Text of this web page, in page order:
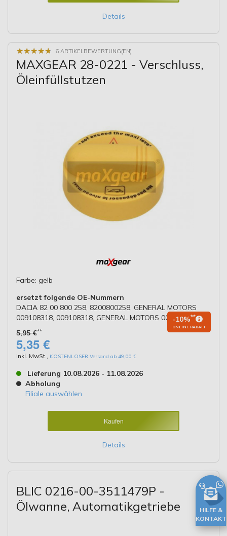
Details
★★★★★
★★★★★ 6 ARTIKELBEWERTUNG(EN)
MAXGEAR 28-0221 - Verschluss,
Öleinfüllstutzen
Farbe: gelb
ersetzt folgende OE-Nummern
DACIA 82 00 800 258, 8200800258, GENERAL MOTORS
009108318, 009108318, GENERAL MOTORS 009112028
5,95 €**
-10%**
ONLINE RABATT
5,35 €
Inkl. MwSt. KOSTENLOSER Versand ab 49,00 €
Lieferung 10.08.2026 - 11.08.2026
Abholung
Filiale auswählen
Kaufen
Details
BLIC 0216-00-3511479P -
Ölwanne, Automatikgetriebe
HILFE &
KONTAKT